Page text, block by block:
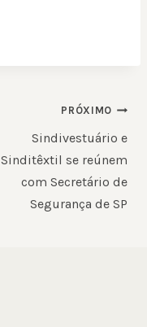
PRÓXIMO
Sindivestuário e
Sinditêxtil se reúnem
com Secretário de
Segurança de SP